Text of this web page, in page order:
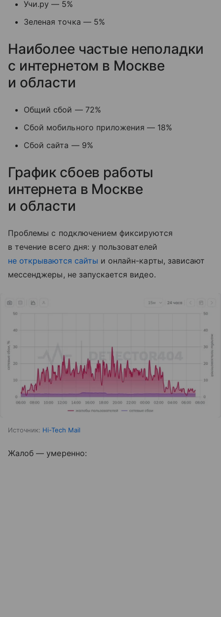
Учи.ру — 5%
Зеленая точка — 5%
Наиболее частые неполадки
с интернетом в Москве
и области
Общий сбой — 72%
Сбой мобильного приложения — 18%
Сбой сайта — 9%
График сбоев работы
интернета в Москве
и области
Проблемы с подключением фиксируются
в течение всего дня: у пользователей
не открываются сайты и онлайн-карты, зависают
мессенджеры, не запускается видео.
Источник: Hi-Tech Mail
Жалоб — умеренно: